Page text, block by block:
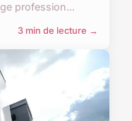
profession...
3 min de lecture →